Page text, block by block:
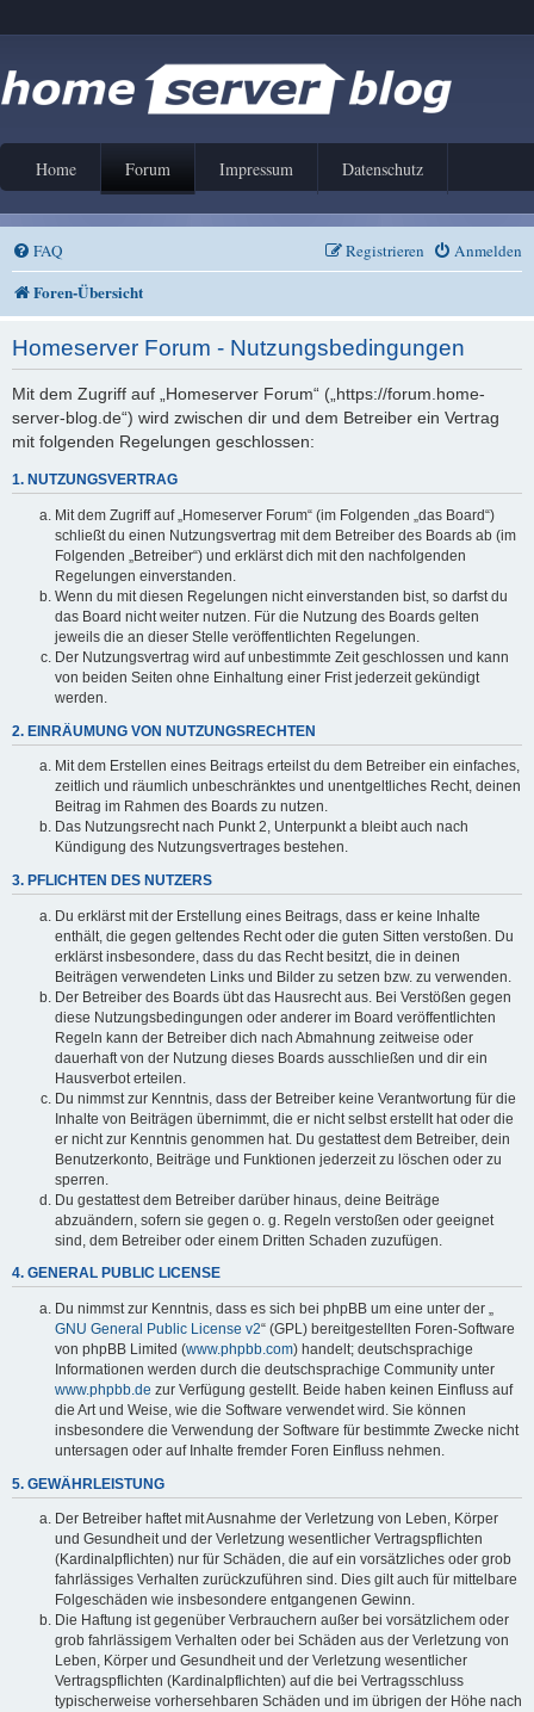
Home Forum Impressum Datenschutz
FAQ Anmelden
Registrieren
Foren-Übersicht
Homeserver Forum - Nutzungsbedingungen
Mit dem Zugriff auf „Homeserver Forum“ („https://forum.home-
server-blog.de“) wird zwischen dir und dem Betreiber ein Vertrag
mit folgenden Regelungen geschlossen:
1. NUTZUNGSVERTRAG
Mit dem Zugriff auf „Homeserver Forum“ (im Folgenden „das Board“)
schließt du einen Nutzungsvertrag mit dem Betreiber des Boards ab (im
Folgenden „Betreiber“) und erklärst dich mit den nachfolgenden
Regelungen einverstanden.
Wenn du mit diesen Regelungen nicht einverstanden bist, so darfst du
das Board nicht weiter nutzen. Für die Nutzung des Boards gelten
jeweils die an dieser Stelle veröffentlichten Regelungen.
Der Nutzungsvertrag wird auf unbestimmte Zeit geschlossen und kann
von beiden Seiten ohne Einhaltung einer Frist jederzeit gekündigt
werden.
2. EINRÄUMUNG VON NUTZUNGSRECHTEN
Mit dem Erstellen eines Beitrags erteilst du dem Betreiber ein einfaches,
zeitlich und räumlich unbeschränktes und unentgeltliches Recht, deinen
Beitrag im Rahmen des Boards zu nutzen.
Das Nutzungsrecht nach Punkt 2, Unterpunkt a bleibt auch nach
Kündigung des Nutzungsvertrages bestehen.
3. PFLICHTEN DES NUTZERS
Du erklärst mit der Erstellung eines Beitrags, dass er keine Inhalte
enthält, die gegen geltendes Recht oder die guten Sitten verstoßen. Du
erklärst insbesondere, dass du das Recht besitzt, die in deinen
Beiträgen verwendeten Links und Bilder zu setzen bzw. zu verwenden.
Der Betreiber des Boards übt das Hausrecht aus. Bei Verstößen gegen
diese Nutzungsbedingungen oder anderer im Board veröffentlichten
Regeln kann der Betreiber dich nach Abmahnung zeitweise oder
dauerhaft von der Nutzung dieses Boards ausschließen und dir ein
Hausverbot erteilen.
Du nimmst zur Kenntnis, dass der Betreiber keine Verantwortung für die
Inhalte von Beiträgen übernimmt, die er nicht selbst erstellt hat oder die
er nicht zur Kenntnis genommen hat. Du gestattest dem Betreiber, dein
Benutzerkonto, Beiträge und Funktionen jederzeit zu löschen oder zu
sperren.
Du gestattest dem Betreiber darüber hinaus, deine Beiträge
abzuändern, sofern sie gegen o. g. Regeln verstoßen oder geeignet
sind, dem Betreiber oder einem Dritten Schaden zuzufügen.
4. GENERAL PUBLIC LICENSE
Du nimmst zur Kenntnis, dass es sich bei phpBB um eine unter der „
GNU General Public License v2“ (GPL) bereitgestellten Foren-Software
von phpBB Limited (www.phpbb.com) handelt; deutschsprachige
Informationen werden durch die deutschsprachige Community unter
www.phpbb.de zur Verfügung gestellt. Beide haben keinen Einfluss auf
die Art und Weise, wie die Software verwendet wird. Sie können
insbesondere die Verwendung der Software für bestimmte Zwecke nicht
untersagen oder auf Inhalte fremder Foren Einfluss nehmen.
5. GEWÄHRLEISTUNG
Der Betreiber haftet mit Ausnahme der Verletzung von Leben, Körper
und Gesundheit und der Verletzung wesentlicher Vertragspflichten
(Kardinalpflichten) nur für Schäden, die auf ein vorsätzliches oder grob
fahrlässiges Verhalten zurückzuführen sind. Dies gilt auch für mittelbare
Folgeschäden wie insbesondere entgangenen Gewinn.
Die Haftung ist gegenüber Verbrauchern außer bei vorsätzlichem oder
grob fahrlässigem Verhalten oder bei Schäden aus der Verletzung von
Leben, Körper und Gesundheit und der Verletzung wesentlicher
Vertragspflichten (Kardinalpflichten) auf die bei Vertragsschluss
typischerweise vorhersehbaren Schäden und im übrigen der Höhe nach